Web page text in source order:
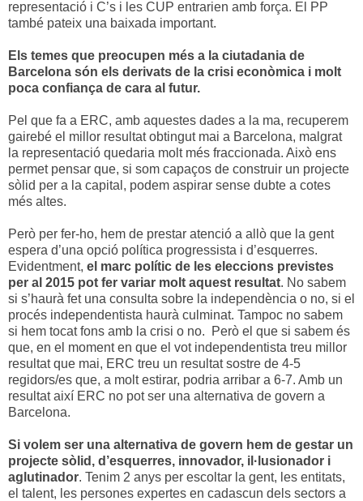
representació i C’s i les CUP entrarien amb força. El PP
també pateix una baixada important.
Els temes que preocupen més a la ciutadania de
Barcelona són els derivats de la crisi econòmica i molt
poca confiança de cara al futur.
Pel que fa a ERC, amb aquestes dades a la ma, recuperem
gairebé el millor resultat obtingut mai a Barcelona, malgrat
la representació quedaria molt més fraccionada. Això ens
permet pensar que, si som capaços de construir un projecte
sòlid per a la capital, podem aspirar sense dubte a cotes
més altes.
Però per fer-ho, hem de prestar atenció a allò que la gent
espera d’una opció política progressista i d’esquerres.
Evidentment, el marc polític de les eleccions previstes
per al 2015 pot fer variar molt aquest resultat. No sabem
si s’haurà fet una consulta sobre la independència o no, si el
procés independentista haurà culminat. Tampoc no sabem
si hem tocat fons amb la crisi o no. Però el que si sabem és
que, en el moment en que el vot independentista treu millor
resultat que mai, ERC treu un resultat sostre de 4-5
regidors/es que, a molt estirar, podria arribar a 6-7. Amb un
resultat així ERC no pot ser una alternativa de govern a
Barcelona.
Si volem ser una alternativa de govern hem de gestar un
projecte sòlid, d’esquerres, innovador, il·lusionador i
aglutinador. Tenim 2 anys per escoltar la gent, les entitats,
el talent, les persones expertes en cadascun dels sectors a